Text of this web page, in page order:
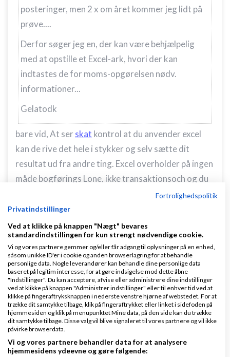
posteringer, men 2 x om året kommer jeg lidt på
prøve....
Derfor søger jeg en, der kan være behjælpelig
med at opstille et Excel-ark, hvori der kan
indtastes de for moms-opgørelsen nødv.
informationer...
Gelatodk
bare vid, At ser skat kontrol at du anvender excel
kan de rive det hele i stykker og selv sætte dit
resultat ud fra andre ting. Excel overholder på ingen
måde bogførings Lone, ikke transaktionsoch og du
kan ændre bagud lige så tosset du vil, så skat for
kaster det reelt hver gang
vh john H
Svar
Venligst John Hannover - Gode råd på Ivæksætter bloggen
Peter Hesselager Skrevet29-07-2026
Fortrolighedspolitik
Privatindstillinger
Ved at klikke på knappen "Nægt" bevares
standardindstillingen for kun strengt nødvendige cookie.
Vi og vores partnere gemmer og/eller får adgang til oplysninger på en enhed,
såsom unikke ID'er i cookie og anden browserlagring for at behandle
personlige data. Nogle leverandører kan behandle dine personlige data
baseret på legitim interesse, for at gøre indsigelse mod dette åbne
"Indstillinger". Du kan acceptere, afvise eller administrere dine indstillinger
ved at klikke på knappen "Administrer indstillinger" eller til enhver tid ved at
klikke på fingeraftryksknappen i nederste venstre hjørne af webstedet. For at
trække dit samtykke tilbage, klik på fingeraftrykket eller linket i sidefoden på
hjemmesiden og klik på menupunktet Mine data, på den side kan du trække
dit samtykke tilbage. Disse valg vil blive signaleret til vores partnere og vil ikke
påvirke browserdata.
Vi og vores partnere behandler data for at analysere
hjemmesidens ydeevne og gøre følgende: